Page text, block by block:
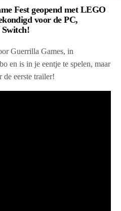
Fest geopend met LEGO
voor de PC,
Switch!
Guerrilla Games, in
en is in je eentje te spelen, maar
eerste trailer!